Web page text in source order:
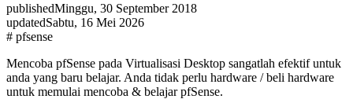
publishedMinggu, 30 September 2018
updatedSabtu, 16 Mei 2026
# pfsense
Mencoba pfSense pada Virtualisasi Desktop sangatlah efektif untuk
anda yang baru belajar. Anda tidak perlu hardware / beli hardware
untuk memulai mencoba & belajar pfSense.